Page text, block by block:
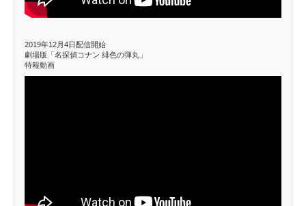
2019年12月4日配信開始
劇場版「名探偵コナン 緋色の弾丸」
特報動画